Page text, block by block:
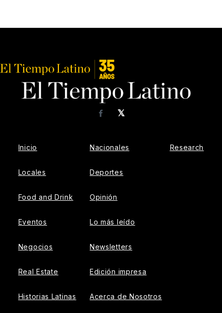
𝕏
Facebook
Inicio
Locales
Food and Drink
Eventos
Negocios
Real Estate
Historias Latinas
Nacionales
Deportes
Opinión
Lo más leído
Newsletters
Edición impresa
Acerca de Nosotros
Research